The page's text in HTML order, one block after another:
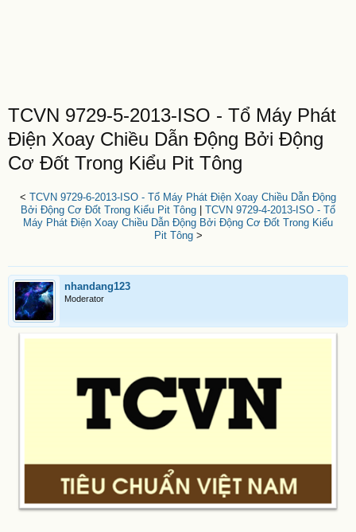
TCVN 9729-5-2013-ISO - Tổ Máy Phát
Điện Xoay Chiều Dẫn Động Bởi Động
Cơ Đốt Trong Kiểu Pit Tông
< TCVN 9729-6-2013-ISO - Tổ Máy Phát Điện Xoay Chiều Dẫn Động
Bởi Động Cơ Đốt Trong Kiểu Pit Tông
TCVN 9729-4-2013-ISO - Tổ
Máy Phát Điện Xoay Chiều Dẫn Động Bởi Động Cơ Đốt Trong Kiểu
Pit Tông>
nhandang123
Moderator